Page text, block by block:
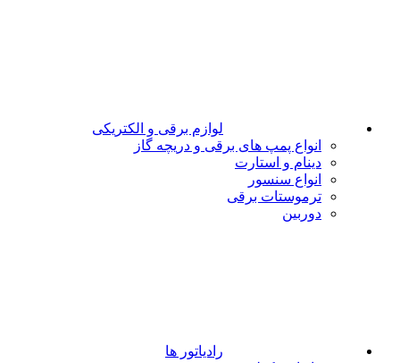
لوازم برقی و الکتریکی
انواع پمپ های برقی و دریچه گاز
دینام و استارت
انواع سنسور
ترموستات برقی
دوربین
رادیاتور ها